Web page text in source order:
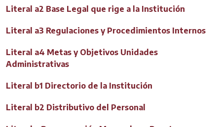
Literal a2 Base Legal que rige a la Institución
Literal a3 Regulaciones y Procedimientos Internos
Literal a4 Metas y Objetivos Unidades
Administrativas
Literal b1 Directorio de la Institución
Literal b2 Distributivo del Personal